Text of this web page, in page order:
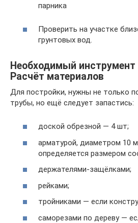
парника
Проверить на участке
грунтовых вод.
Необходимый
Расчёт материалов
Для постройки, нужны не только
трубы, но ещё следует запастись:
доской обрезной — 4 шт;
арматурой, диаметром 10
определяется размером
держателями-защёлками;
рейками;
тройниками — если
саморезами по дереву —